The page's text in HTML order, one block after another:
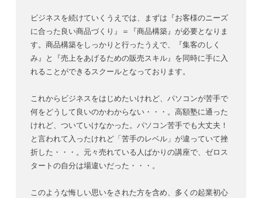
ビジネスを続けていくうえでは、まずは『お客様のニーズ
に合った良い商品づくり』＝『商品構築』が必要となりま
す。商品構築をしっかりと行ったうえで、『集客のしく
み』と『売上をあげるための販売スキル』を同時に手に入
れることができるスクールとなっております。
これからビジネスをはじめたいけれど、パソコンが苦手で
何をどうして良いのかわからない・・・。高額塾に通った
けれど、ついていけなかった。パソコン苦手でも大丈夫！
と言われて入ったけれど「苦手のレベル」が違っていて挫
折した・・・。元々売れている人ばかりの講座で、ゼロス
タートの自分は場違いだった・・・。
このような悔しい思いをされた方を含め、多くの起業初心